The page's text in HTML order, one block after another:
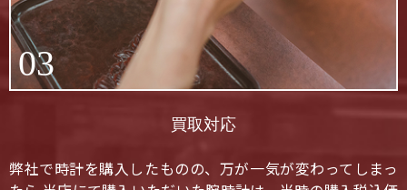
03
買取対応
弊社で時計を購入したものの、万が一気が変わってしまっ